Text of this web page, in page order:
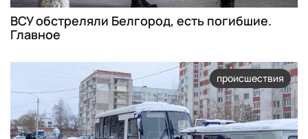
ВСУ обстреляли Белгород, есть погибшие.
Главное
происшествия